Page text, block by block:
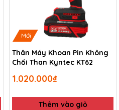
Mới
Thân Máy Khoan Pin Không
Chổi Than Kyntec KT62
1.020.000₫
Thêm vào giỏ